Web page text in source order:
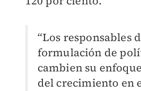
“Los responsables
formulación de
cambien su
del crecimiento en